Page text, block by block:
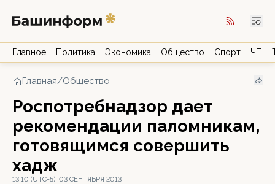
Главное Политика Экономика Общество Спорт ЧП
Главная/Общество
Роспотребнадзор дает
рекомендации паломникам,
готовящимся совершить
хадж
13:10 (UTC+5), 03 СЕНТЯБРЯ 2013